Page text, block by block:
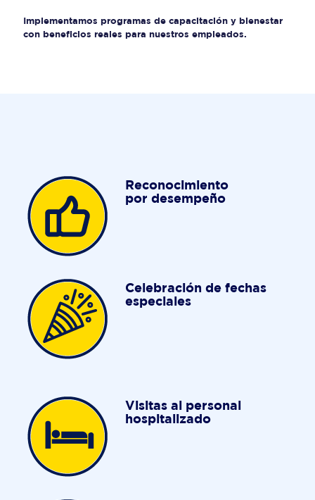
Implementamos programas de capacitación y bienestar
con beneficios reales para nuestros empleados.
Reconocimiento
por desempeño
Celebración de fechas
especiales
Visitas al personal
hospitalizado